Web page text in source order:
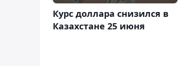
Курс доллара снизился в
Казахстане 25 июня